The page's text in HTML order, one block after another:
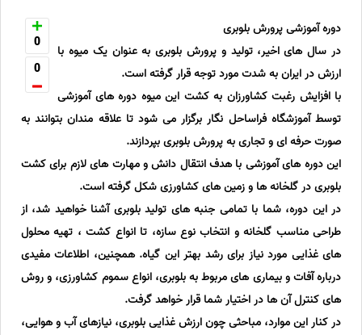
0
0
دوره آموزشی پرورش بلوبری
در سال های اخیر، تولید و پرورش بلوبری به عنوان یک میوه با
ارزش در ایران به شدت مورد توجه قرار گرفته است.
با افزایش رغبت کشاورزان به کشت این میوه دوره های آموزشی
توسط آموزشگاه فراساحل نگار برگزار می شود تا علاقه مندان بتوانند به
صورت حرفه ای و تجاری به پرورش بلوبری بپردازند.
این دوره های آموزشی با هدف انتقال دانش و مهارت های لازم برای کشت
بلوبری در گلخانه ها و زمین های کشاورزی شکل گرفته است.
در این دوره، شما با تمامی جنبه های تولید بلوبری آشنا خواهید شد، از
طراحی مناسب گلخانه و انتخاب نوع سازه، تا انواع کشت ، تهیه محلول
های غذایی مورد نیاز برای رشد بهتر این گیاه. همچنین، اطلاعات مفیدی
درباره آفات و بیماری های مربوط به بلوبری، انواع سموم کشاورزی، و روش
های کنترل آن ها در اختیار شما قرار خواهد گرفت.
در کنار این موارد، مباحثی چون ارزش غذایی بلوبری، نیازهای آب و هوایی،